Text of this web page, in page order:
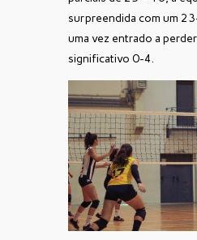
surpreendida com um
uma vez entrado a
significativo 0-4.